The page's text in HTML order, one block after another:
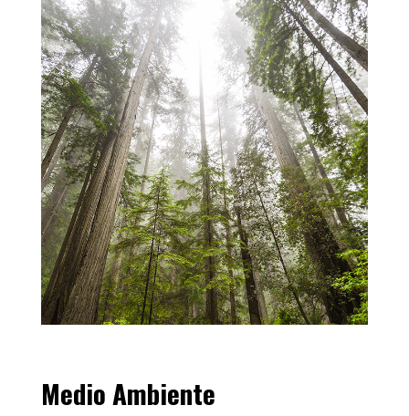
Medio Ambiente